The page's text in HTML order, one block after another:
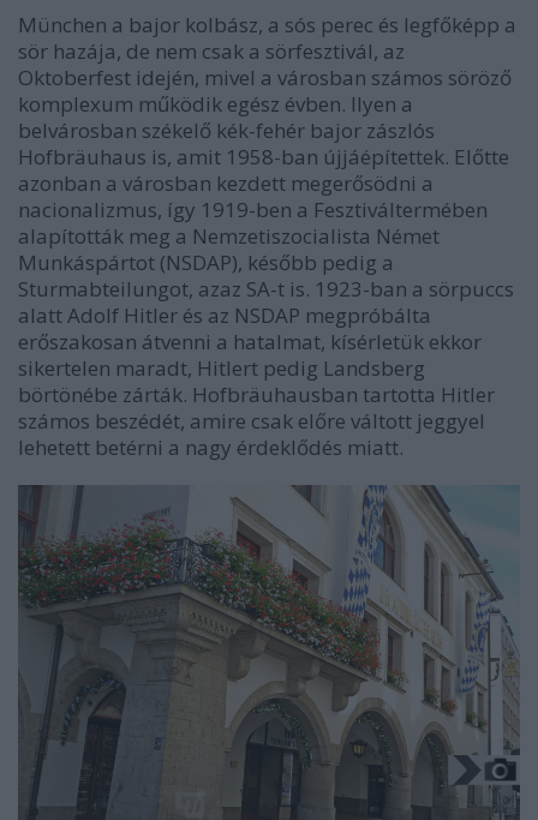
München a bajor kolbász, a sós perec és legfőképp a
sör hazája, de nem csak a sörfesztivál, az
Oktoberfest idején, mivel a városban számos söröző
komplexum működik egész évben. Ilyen a
belvárosban székelő kék-fehér bajor zászlós
Hofbräuhaus is, amit 1958-ban újjáépítettek. Előtte
azonban a városban kezdett megerősödni a
nacionalizmus, így 1919-ben a Fesztiváltermében
alapították meg a Nemzetiszocialista Német
Munkáspártot (NSDAP), később pedig a
Sturmabteilungot, azaz SA-t is. 1923-ban a sörpuccs
alatt Adolf Hitler és az NSDAP megpróbálta
erőszakosan átvenni a hatalmat, kísérletük ekkor
sikertelen maradt, Hitlert pedig Landsberg
börtönébe zárták. Hofbräuhausban tartotta Hitler
számos beszédét, amire csak előre váltott jeggyel
lehetett betérni a nagy érdeklődés miatt.